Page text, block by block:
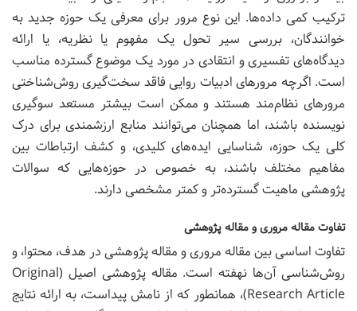
ترکیب کمی داده‌ها. این نوع مرور برای معرفی یک حوزه جدید به
خوانندگان، بررسی سیر تحول یک مفهوم یا نظریه، یا ارائه
دیدگاه‌های تفسیری و انتقادی در مورد یک موضوع گسترده مناسب
است. اگرچه مرورهای ادبیات روایی فاقد سخت‌گیری روش‌شناختی
مرورهای نظام‌مند هستند و ممکن است بیشتر مستعد سوگیری
نویسنده باشند، اما همچنان می‌توانند منابع ارزشمندی برای درک
کلی یک حوزه، شناسایی ایده‌های کلیدی، و کشف ارتباطات بین
مفاهیم مختلف باشند، به خصوص در حوزه‌هایی که سوالات
پژوهشی ماهیت گسترده‌تر و کمتر مشخصی دارند.
تفاوت مقاله مروری و مقاله پژوهشی
تفاوت اساسی بین مقاله مروری و مقاله پژوهشی در هدف، محتوا، و
روش‌شناسی آن‌ها نهفته است. مقاله پژوهشی اصیل (Original
Research Article)، همانطور که از نامش پیداست، به ارائه نتایج